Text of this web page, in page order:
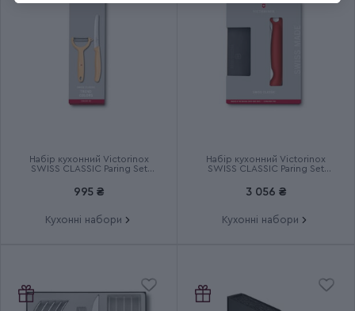
Тип випуску товару
Країна збірки
Набір кухонний Victorinox
SWISS CLASSIC Paring Set
995 ₴
Кухонні набори
Набір кухонний Victorinox
SWISS CLASSIC Paring Set
3 056 ₴
Кухонні набори